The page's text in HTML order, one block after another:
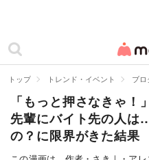
ママリ
カテゴリー一覧
妊娠
出産
赤ちゃん・育児
トップ トレンド・イベント ブ
「もっと押さなきゃ
先輩にバイト先の人
の？に限界がきた結果